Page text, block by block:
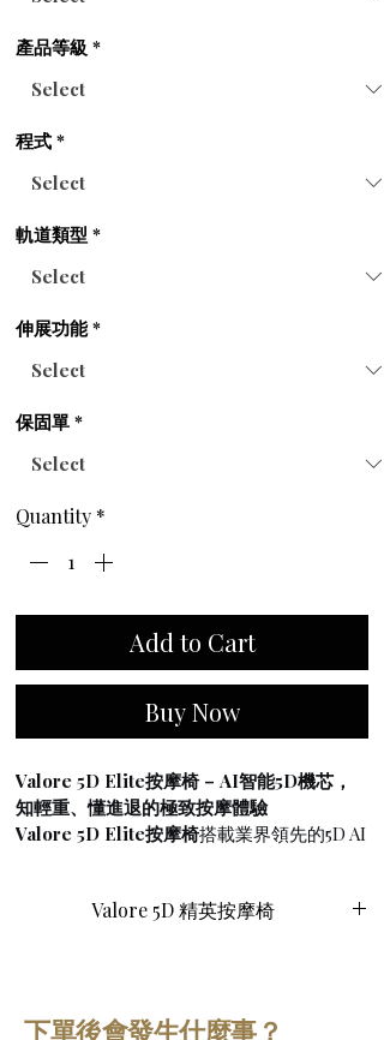
產品等級 *
程式 *
軌道類型 *
伸展功能 *
保固單 *
Quantity *
Add to Cart
Buy Now
Valore 5D Elite按摩椅 – AI智能5D機芯，
知輕重、懂進退的極致按摩體驗
Valore 5D Elite按摩椅搭載業界領先的5D AI
進的按摩力檢測傳感器，能夠即時感知用戶
這項創新技術實現了「知輕重、懂進退」的
Valore 5D 精英按摩椅
下單後會發生什麼事？